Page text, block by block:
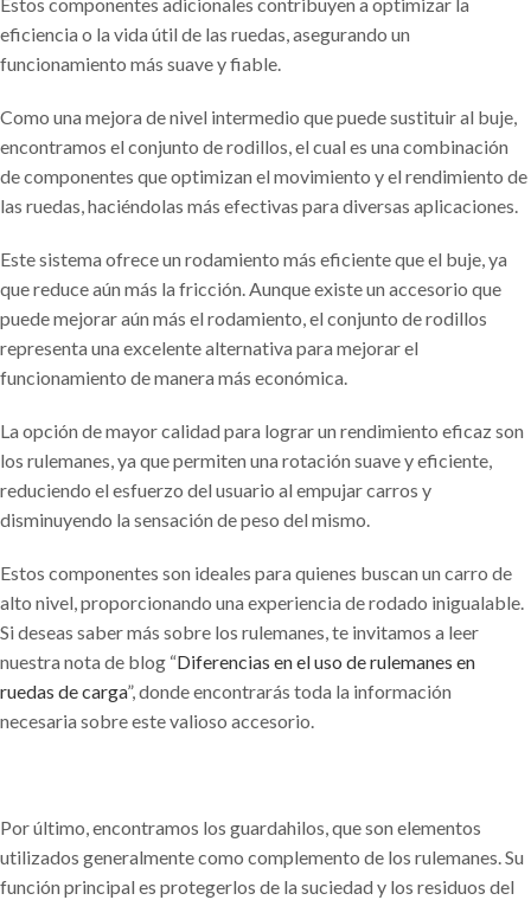
Estos componentes adicionales contribuyen a optimizar la
eficiencia o la vida útil de las ruedas, asegurando un
funcionamiento más suave y fiable.
Como una mejora de nivel intermedio que puede sustituir al buje,
encontramos el conjunto de rodillos, el cual es una combinación
de componentes que optimizan el movimiento y el rendimiento de
las ruedas, haciéndolas más efectivas para diversas aplicaciones.
Este sistema ofrece un rodamiento más eficiente que el buje, ya
que reduce aún más la fricción. Aunque existe un accesorio que
puede mejorar aún más el rodamiento, el conjunto de rodillos
representa una excelente alternativa para mejorar el
funcionamiento de manera más económica.
La opción de mayor calidad para lograr un rendimiento eficaz son
los rulemanes, ya que permiten una rotación suave y eficiente,
reduciendo el esfuerzo del usuario al empujar carros y
disminuyendo la sensación de peso del mismo.
Estos componentes son ideales para quienes buscan un carro de
alto nivel, proporcionando una experiencia de rodado inigualable.
Si deseas saber más sobre los rulemanes, te invitamos a leer
nuestra nota de blog “Diferencias en el uso de rulemanes en
ruedas de carga”, donde encontrarás toda la información
necesaria sobre este valioso accesorio.
Por último, encontramos los guardahilos, que son elementos
utilizados generalmente como complemento de los rulemanes. Su
función principal es protegerlos de la suciedad y los residuos del